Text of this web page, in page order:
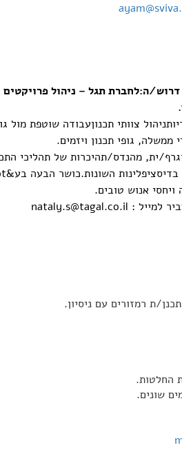
ה:לחברת תגל – ניהול
צוותי תכנוןעבודה שוטפת מול
ממשלה, גופי תכנון ויזמים.
ית, מהנדס/תהיכרות של תהליכי
אנוש טובים.
למייל : nataly.s@tagal.co.il
ת רמזורים עם ניסיון.
החלטות.
שונים.